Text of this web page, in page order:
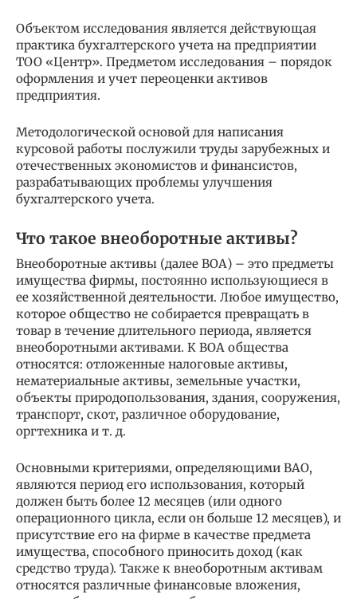
Объектом исследования является действующая
практика бухгалтерского учета на предприятии
ТОО «Центр». Предметом исследования – порядок
оформления и учет переоценки активов
предприятия.
Методологической основой для написания
курсовой работы послужили труды зарубежных и
отечественных экономистов и финансистов,
разрабатывающих проблемы улучшения
бухгалтерского учета.
Что такое внеоборотные активы?
Внеоборотные активы (далее ВОА) – это предметы
имущества фирмы, постоянно использующиеся в
ее хозяйственной деятельности. Любое имущество,
которое общество не собирается превращать в
товар в течение длительного периода, является
внеоборотными активами. К ВОА общества
относятся: отложенные налоговые активы,
нематериальные активы, земельные участки,
объекты природопользования, здания, сооружения,
транспорт, скот, различное оборудование,
оргтехника и т. д.
Основными критериями, определяющими ВАО,
являются период его использования, который
должен быть более 12 месяцев (или одного
операционного цикла, если он больше 12 месяцев), и
присутствие его на фирме в качестве предмета
имущества, способного приносить доход (как
средство труда). Также к внеоборотным активам
относятся различные финансовые вложения,